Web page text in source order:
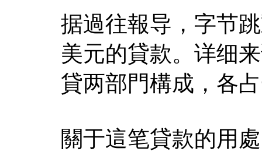
据過往報导，字节
美元的貸款。详细
貸两部門構成，各
關于這笔貸款的用